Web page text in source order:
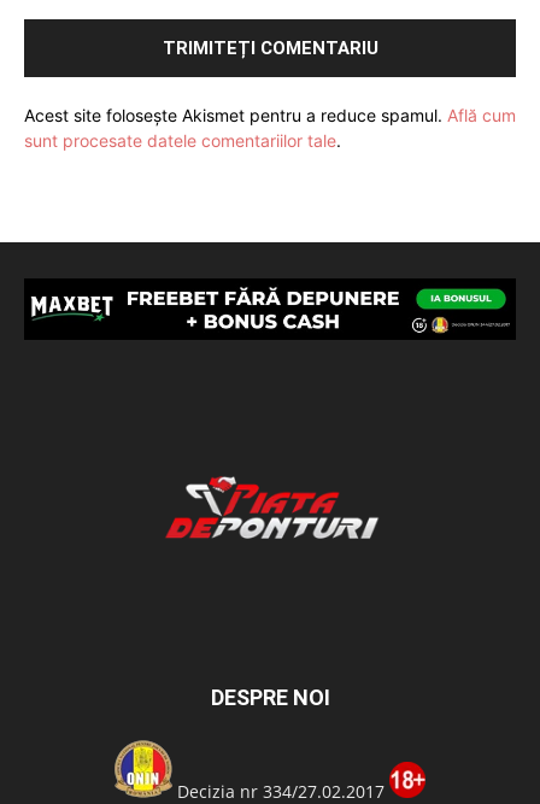
Acest site folosește Akismet pentru a reduce spamul. Află cum
sunt procesate datele comentariilor tale.
DESPRE NOI
Decizia nr 334/27.02.2017